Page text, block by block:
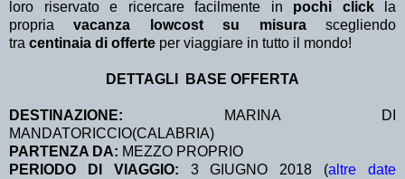
loro riservato e ricercare facilmente in pochi clickla
propriavacanza lowcost su misurascegliendo
tra centinaia di offerte per viaggiare in tutto il mondo!
DETTAGLI BASE OFFERTA
DESTINAZIONE: MARINA DI
MANDATORICCIO(CALABRIA)
PARTENZA DA: MEZZO PROPRIO
PERIODO DI VIAGGIO: 3 GIUGNO 2018 (altre date